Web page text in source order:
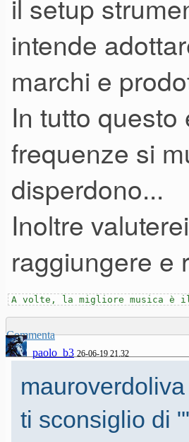
il setup
intende
marchi e
In tutto
frequenze si
disperdono...
Inoltre
raggiungere e
A volte, la migliore musica è
Commenta
paolo_b3 26-06-19 21.32
ti sconsiglio di